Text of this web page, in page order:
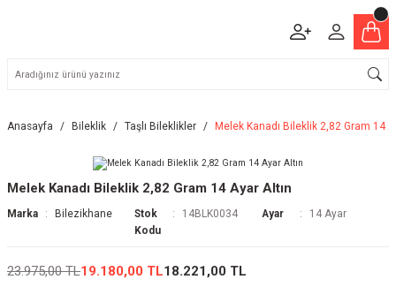
Anasayfa Bileklik Taşlı Bileklikler Melek Kanadı Bileklik 2,82 Gram 14
Melek Kanadı Bileklik 2,82 Gram 14 Ayar Altın
Marka Bilezikhane
Stok
Kodu
14BLK0034 Ayar 14 Ayar
23.975,00 TL19.180,00 TL18.221,00 TL